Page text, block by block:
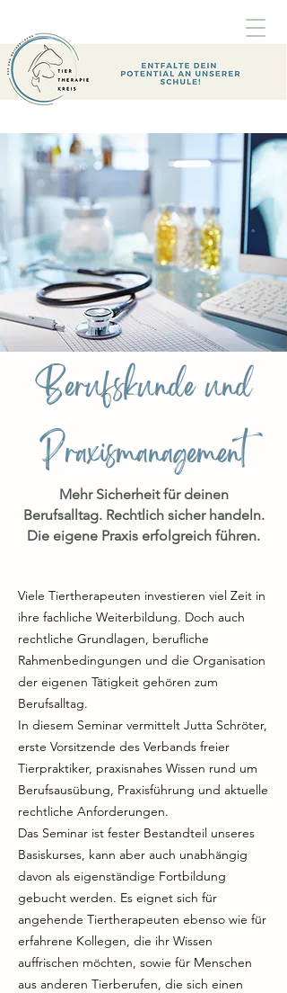
Berufskunde und
Praxismanagement
Mehr Sicherheit für deinen
Berufsalltag. Rechtlich sicher handeln.
Die eigene Praxis erfolgreich führen.
Viele Tiertherapeuten investieren viel Zeit in
ihre fachliche Weiterbildung. Doch auch
rechtliche Grundlagen, berufliche
Rahmenbedingungen und die Organisation
der eigenen Tätigkeit gehören zum
Berufsalltag.
In diesem Seminar vermittelt Jutta Schröter,
erste Vorsitzende des Verbands freier
Tierpraktiker, praxisnahes Wissen rund um
Berufsausübung, Praxisführung und aktuelle
rechtliche Anforderungen.
Das Seminar ist fester Bestandteil unseres
Basiskurses, kann aber auch unabhängig
davon als eigenständige Fortbildung
gebucht werden. Es eignet sich für
angehende Tiertherapeuten ebenso wie für
erfahrene Kollegen, die ihr Wissen
auffrischen möchten, sowie für Menschen
aus anderen Tierberufen, die sich einen